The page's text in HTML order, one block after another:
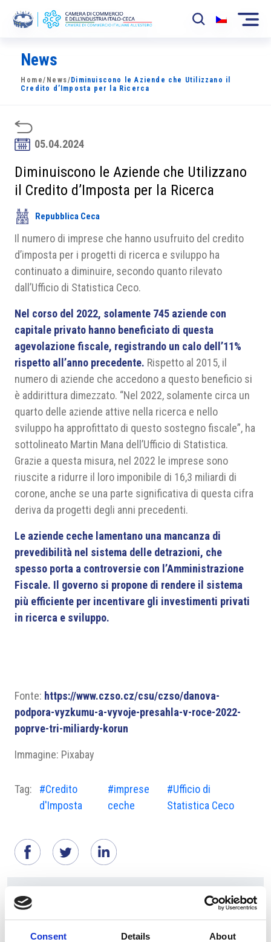
Consent Details About
La Camera
News
Sviluppo Mercato
Soci
Partner
Progetti
Area riservata
News
Home/ News/ Diminuiscono le Aziende che Utilizzano il
Credito d’Imposta per la Ricerca
05.04.2024
Diminuiscono le Aziende che Utilizzano
il Credito d’Imposta per la Ricerca
Repubblica Ceca
Il numero di imprese che hanno usufruito del credito
d’imposta per i progetti di ricerca e sviluppo ha
continuato a diminuire, secondo quanto rilevato
dall’Ufficio di Statistica Ceco.
Nel corso del 2022, solamente 745 aziende con
capitale privato hanno beneficiato di questa
agevolazione fiscale, registrando un calo dell’11%
rispetto all’anno precedente. Rispetto al 2015, il
numero di aziende che accedono a questo beneficio si
è addirittura dimezzato. “Nel 2022, solamente circa un
quarto delle aziende attive nella ricerca e nello
sviluppo ha approfittato di questo sostegno fiscale”, ha
sottolineato Martin Mana dell’Ufficio di Statistica.
Grazie a questa misura, nel 2022 le imprese sono
riuscite a ridurre il loro imponibile di 16,3 miliardi di
corone, anche se una parte significativa di questa cifra
deriva da progetti degli anni precedenti.
Le aziende ceche lamentano una mancanza di
prevedibilità nel sistema delle detrazioni, che
spesso porta a controversie con l’Amministrazione
Fiscale. Il governo si propone di rendere il sistema
più efficiente per incentivare gli investimenti privati
in ricerca e sviluppo.
Fonte: https://www.czso.cz/csu/czso/danova-
podpora-vyzkumu-a-vyvoje-presahla-v-roce-2022-
poprve-tri-miliardy-korun
Immagine: Pixabay
Tag:
#Credito
d'Imposta
#imprese
ceche
#Ufficio di
Statistica Ceco
Suggeriti per te